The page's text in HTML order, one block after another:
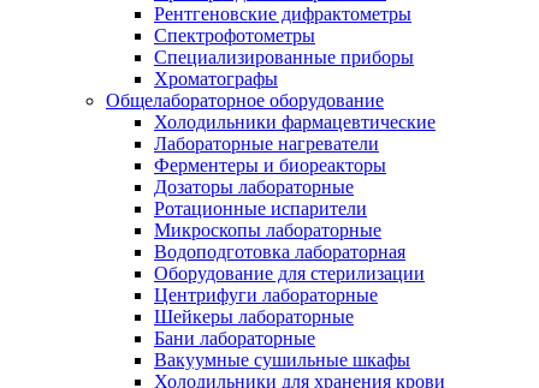
Рентгеновские дифрактометры
Спектрофотометры
Специализированные приборы
Хроматографы
Общелабораторное оборудование
Холодильники фармацевтические
Лабораторные нагреватели
Ферментеры и биореакторы
Дозаторы лабораторные
Ротационные испарители
Микроскопы лабораторные
Водоподготовка лабораторная
Оборудование для стерилизации
Центрифуги лабораторные
Шейкеры лабораторные
Бани лабораторные
Вакуумные сушильные шкафы
Холодильники для хранения крови